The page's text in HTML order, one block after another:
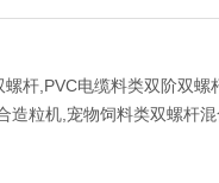
杆,PVC电缆料类双阶双螺
粒机,宠物饲料类双螺杆